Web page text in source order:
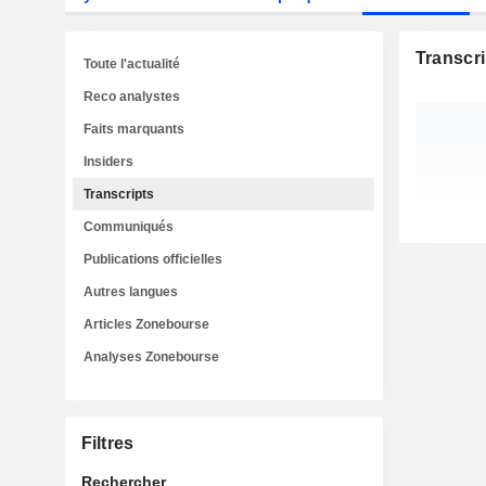
Toute l'actualité
Reco analystes
Faits marquants
Insiders
Transcripts
Communiqués
Publications officielles
Autres langues
Articles Zonebourse
Analyses Zonebourse
Filtres
Rechercher